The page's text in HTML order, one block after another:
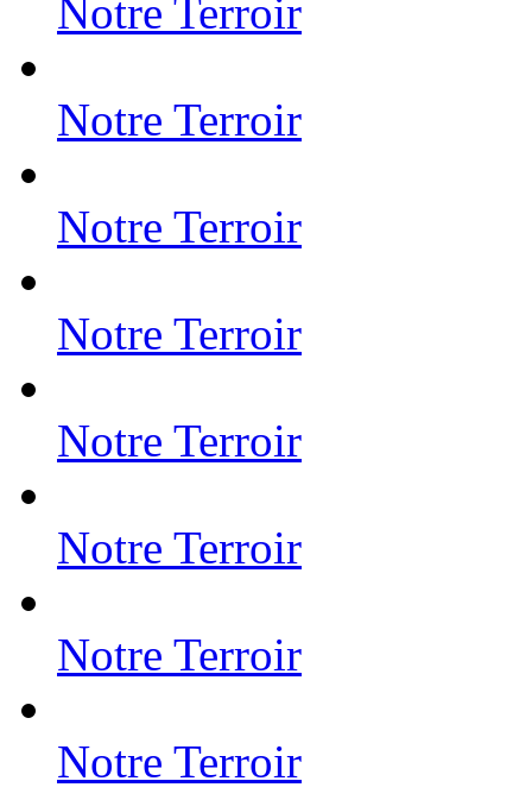
Notre Terroir
Notre Terroir
Notre Terroir
Notre Terroir
Notre Terroir
Notre Terroir
Notre Terroir
Notre Terroir